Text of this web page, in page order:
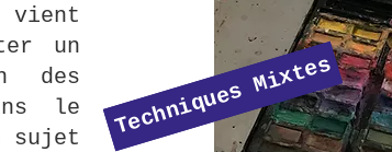
Techniques Mixtes
vient
un
des
le
sujet